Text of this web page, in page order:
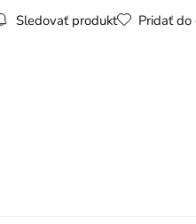
Sledovať produkt Pridať do